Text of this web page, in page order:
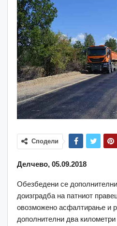
Сподели
Делчево, 05.09.2018
Обезбедени се
доизградба на патниот
овозможено асфалтирање и
дополнителни два километри